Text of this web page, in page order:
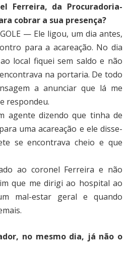
Ferreira, da Procuradoria-
cobrar a sua presença?
— Ele ligou, um dia antes,
para a acareação. No dia
local fiquei sem saldo e não
na portaria. De todo
a anunciar que lá me
respondeu.
agente dizendo que tinha de
uma acareação e ele disse-
se encontrava cheio e que
ao coronel Ferreira e não
que me dirigi ao hospital ao
mal-estar geral e quando
no mesmo dia, já não o